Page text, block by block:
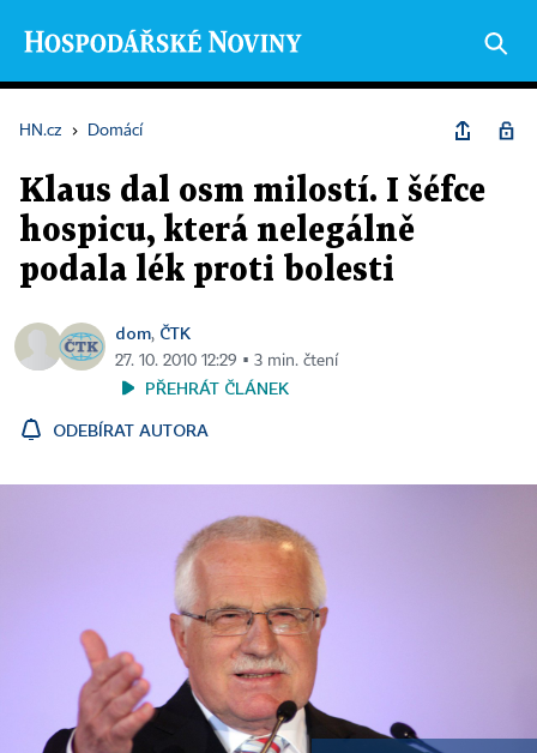
HN.cz › Domácí
Klaus dal osm milostí. I šéfce
hospicu, která nelegálně
podala lék proti bolesti
dom, ČTK
27. 10. 2010 12:29 ▪ 3 min. čtení
PŘEHRÁT ČLÁNEK
ODEBÍRAT AUTORA